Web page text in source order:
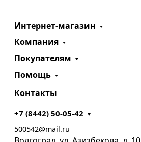
Интернет-магазин
Компания
Покупателям
Помощь
Контакты
+7 (8442) 50-05-42
500542@mail.ru